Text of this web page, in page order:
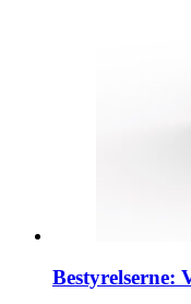
Bestyrelserne: